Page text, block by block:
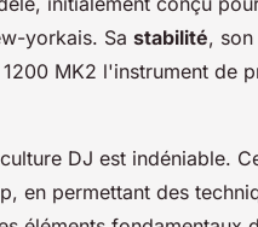
yorkais. Sa stabilité,
MK2 l'instrument de
DJ est indéniable.
en permettant des